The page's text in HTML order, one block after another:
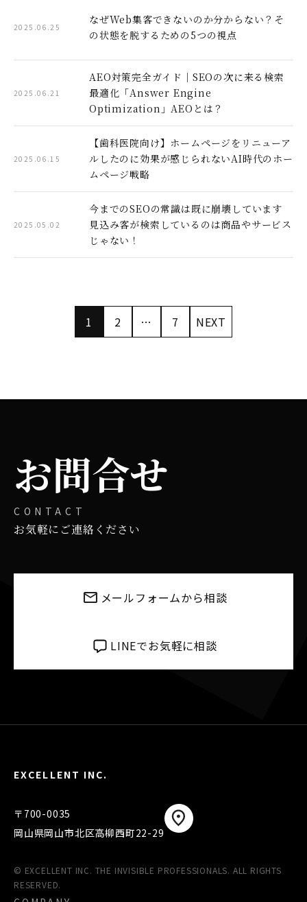
2025.06.25
なぜWeb集客できないのか分からない？そ
の状態を脱するための5つの視点
2025.06.21
AEO対策完全ガイド｜SEOの次に来る検索
最適化「Answer Engine
Optimization」AEOとは？
2025.06.15
【歯科医院向け】ホームページをリニューア
ルしたのに効果が感じられないAI時代のホー
ムページ戦略
2025.05.02
今までのSEOの常識は既に崩壊しています
見込み客が検索しているのは商品やサービス
じゃない！
1 2 … 7 NEXT
お問合せ
CONTACT
お気軽にご連絡ください
メールフォームから相談
LINEでお気軽に相談
EXCELLENT INC.
〒700-0035
岡山県岡山市北区高柳西町22-29
© EXCELLENT INC. THE INVISIBLE PROFESSIONALS. ALL RIGHTS
RESERVED.